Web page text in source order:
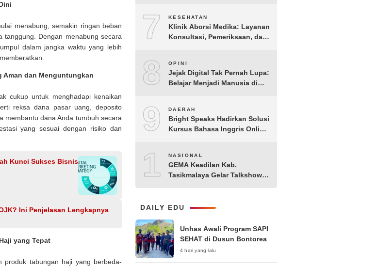
menabung, semakin ringan beban
tanggung. Dengan menabung secara
dalam jangka waktu yang lebih
Aman dan Menguntungkan
cukup untuk menghadapi kenaikan
reksa dana pasar uang, deposito
membantu dana Anda tumbuh secara
yang sesuai dengan risiko dan
Kunci Sukses Bisnis
Ini Penjelasan Lengkapnya
yang Tepat
produk tabungan haji yang berbeda-
7 KESEHATAN
Klinik Aborsi Medika: Layanan
Konsultasi, Pemeriksaan, dan
8 OPINI
Jejak Digital Tak Pernah Lupa:
Belajar Menjadi Manusia di
9 DAERAH
Bright Speaks Hadirkan Solusi
Kursus Bahasa Inggris Online
Bicara
10NASIONAL
GEMA Keadilan Kab.
Tasikmalaya Gelar Talkshow
Negara di Era Post-Truth”
DAILY EDU
Unhas Awali Program SAPI
SEHAT di Dusun Bontorea
4 hari yang lalu